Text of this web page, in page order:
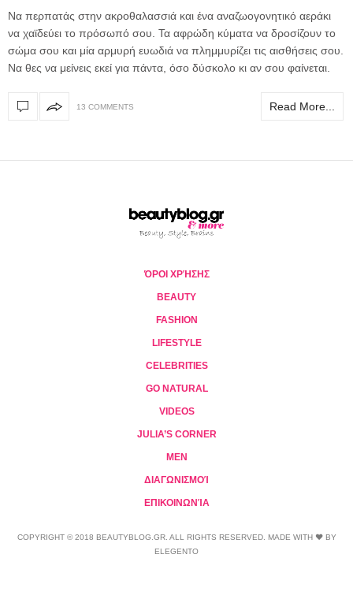
Να περπατάς στην ακροθαλασσιά και ένα αναζωογονητικό αεράκι
να χαϊδεύει το πρόσωπό σου. Τα αφρώδη κύματα να δροσίζουν το
σώμα σου και μία αρμυρή ευωδιά να πλημμυρίζει τις αισθήσεις σου.
Να θες να μείνεις εκεί για πάντα, όσο δύσκολο κι αν σου φαίνεται.
13 COMMENTS Read More...
ΌΡΟΙ ΧΡΉΣΗΣ
BEAUTY
FASHION
LIFESTYLE
CELEBRITIES
GO NATURAL
VIDEOS
JULIA’S CORNER
MEN
ΔΙΑΓΩΝΙΣΜΟΊ
ΕΠΙΚΟΙΝΩΝΊΑ
COPYRIGHT © 2018 BEAUTYBLOG.GR. ALL RIGHTS RESERVED. MADE WITH ❤ BY
ELEGENTO